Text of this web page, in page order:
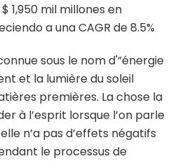
1,950 mil millones en
a una CAGR de 8.5%
sous le nom d'”énergie
et la lumière du soleil
premières. La chose la
à l’esprit lorsque l’on parle
n’a pas d’effets négatifs
le processus de